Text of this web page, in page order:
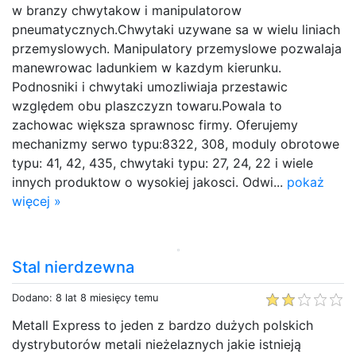
w branzy chwytakow i manipulatorow
pneumatycznych.Chwytaki uzywane sa w wielu liniach
przemyslowych. Manipulatory przemyslowe pozwalaja
manewrowac ladunkiem w kazdym kierunku.
Podnosniki i chwytaki umozliwiaja przestawic
względem obu plaszczyzn towaru.Powala to
zachowac większa sprawnosc firmy. Oferujemy
mechanizmy serwo typu:8322, 308, moduly obrotowe
typu: 41, 42, 435, chwytaki typu: 27, 24, 22 i wiele
innych produktow o wysokiej jakosci. Odwi... pokaż
więcej »
Stal nierdzewna
Dodano: 8 lat 8 miesięcy temu
Metall Express to jeden z bardzo dużych polskich
dystrybutorów metali nieżelaznych jakie istnieją